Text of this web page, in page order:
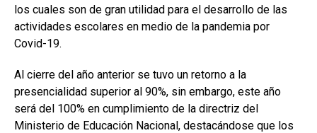
los cuales son de gran utilidad para el desarrollo de las
actividades escolares en medio de la pandemia por
Covid-19.
Al cierre del año anterior se tuvo un retorno a la
presencialidad superior al 90%, sin embargo, este año
será del 100% en cumplimiento de la directriz del
Ministerio de Educación Nacional, destacándose que los